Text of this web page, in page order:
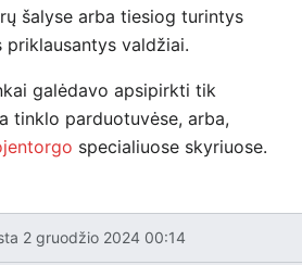
šalyse arba tiesiog turintys
priklausantys valdžiai.
galėdavo apsipirkti tik
tinklo parduotuvėse, arba,
specialiuose skyriuose.
2 gruodžio 2024 00:14